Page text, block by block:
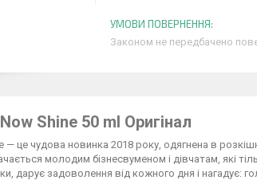
Законом не передбачено
Shine 50 ml Оригінал
— це чудова новинка 2018 року, одягнена в
молодим бізнесвуменом і дівчатам, які
дарує задоволення від кожного дня і